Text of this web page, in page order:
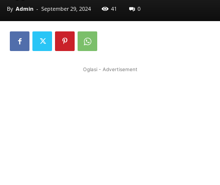
By Admin - September 29, 2024 41 0
Oglasi - Advertisement